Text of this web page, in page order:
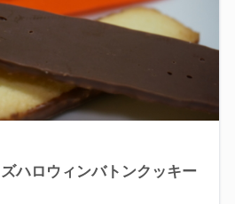
ハロウィンバトンクッキー